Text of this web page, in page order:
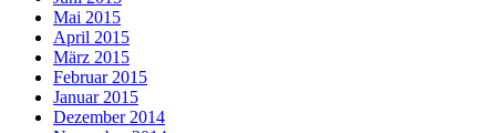
Mai 2015
April 2015
März 2015
Februar 2015
Januar 2015
Dezember 2014